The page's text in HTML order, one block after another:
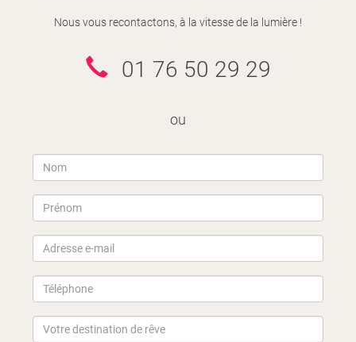
Nous vous recontactons, à la vitesse de la lumière !
01 76 50 29 29
ou